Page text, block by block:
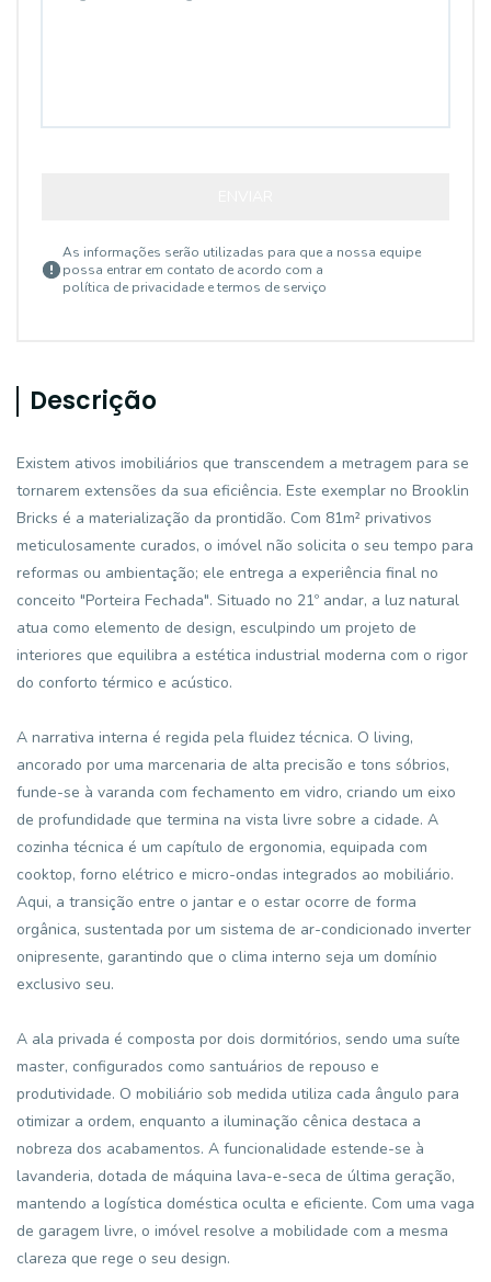
As informações serão utilizadas para que a nossa equipe
possa entrar em contato de acordo com a
política de privacidade e termos de serviço
Descrição
Existem ativos imobiliários que transcendem a metragem para se
tornarem extensões da sua eficiência. Este exemplar no Brooklin
Bricks é a materialização da prontidão. Com 81m² privativos
meticulosamente curados, o imóvel não solicita o seu tempo para
reformas ou ambientação; ele entrega a experiência final no
conceito "Porteira Fechada". Situado no 21º andar, a luz natural
atua como elemento de design, esculpindo um projeto de
interiores que equilibra a estética industrial moderna com o rigor
do conforto térmico e acústico.
A narrativa interna é regida pela fluidez técnica. O living,
ancorado por uma marcenaria de alta precisão e tons sóbrios,
funde-se à varanda com fechamento em vidro, criando um eixo
de profundidade que termina na vista livre sobre a cidade. A
cozinha técnica é um capítulo de ergonomia, equipada com
cooktop, forno elétrico e micro-ondas integrados ao mobiliário.
Aqui, a transição entre o jantar e o estar ocorre de forma
orgânica, sustentada por um sistema de ar-condicionado inverter
onipresente, garantindo que o clima interno seja um domínio
exclusivo seu.
A ala privada é composta por dois dormitórios, sendo uma suíte
master, configurados como santuários de repouso e
produtividade. O mobiliário sob medida utiliza cada ângulo para
otimizar a ordem, enquanto a iluminação cênica destaca a
nobreza dos acabamentos. A funcionalidade estende-se à
lavanderia, dotada de máquina lava-e-seca de última geração,
mantendo a logística doméstica oculta e eficiente. Com uma vaga
de garagem livre, o imóvel resolve a mobilidade com a mesma
clareza que rege o seu design.